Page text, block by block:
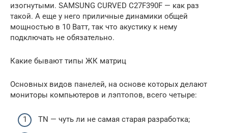
изогнутыми. SAMSUNG CURVED C27F390F — как раз
такой. А еще у него приличные динамики общей
мощностью в 10 Ватт, так что акустику к нему
подключать не обязательно.
Какие бывают типы ЖК матриц
Основных видов панелей, на основе которых делают
мониторы компьютеров и лэптопов, всего четыре:
TN — чуть ли не самая старая разработка;